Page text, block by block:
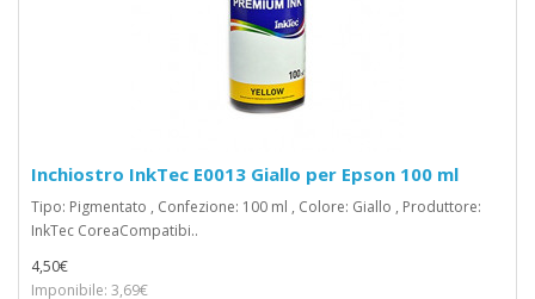
Inchiostro InkTec E0013 Giallo per Epson 100 ml
Tipo: Pigmentato , Confezione: 100 ml , Colore: Giallo , Produttore:
InkTec CoreaCompatibi..
4,50€
Imponibile: 3,69€